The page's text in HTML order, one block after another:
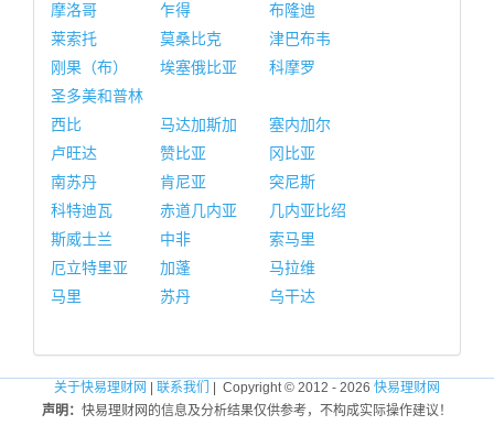
摩洛哥
乍得
布隆迪
莱索托
莫桑比克
津巴布韦
刚果（布）
埃塞俄比亚
科摩罗
圣多美和普林
西比
马达加斯加
塞内加尔
卢旺达
赞比亚
冈比亚
南苏丹
肯尼亚
突尼斯
科特迪瓦
赤道几内亚
几内亚比绍
斯威士兰
中非
索马里
厄立特里亚
加蓬
马拉维
马里
苏丹 乌干达
关于快易理财网 联系我们 | Copyright © 2012 - 2026 快易理财网
声明： 快易理财网的信息及分析结果仅供参考，不构成实际操作建议！